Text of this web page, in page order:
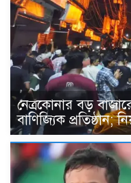
নেত্রকোনার বড়
বাণিজ্যিক প্রতিষ্ঠান;